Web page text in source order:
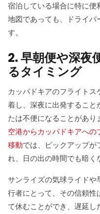
宿泊している場合に特に便
地図であっても、ドライバ
す。
2. 早朝便や深夜
るタイミング
カッパドキアのフライト
着し、深夜に出発すること
たは不便になることがあり
空港からカッパドキアへ
移動では、ピックアップ
れ、日の出の時間でも暗く
サンライズの気球ライド
行者にとって、その信頼
て休むことができ、遅延し